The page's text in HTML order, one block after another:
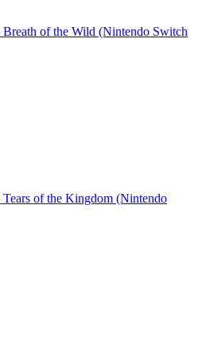
of the Wild (Nintendo Switch
of the Kingdom (Nintendo